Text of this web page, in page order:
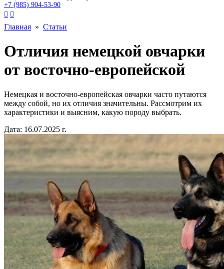
+7 (985) 904-53-90
 
Главная » Статьи
Отличия немецкой овчарки
от восточно-европейской
Немецкая и восточно-европейская овчарки часто путаются
между собой, но их отличия значительны. Рассмотрим их
характеристики и выясним, какую породу выбрать.
Дата: 16.07.2025 г.